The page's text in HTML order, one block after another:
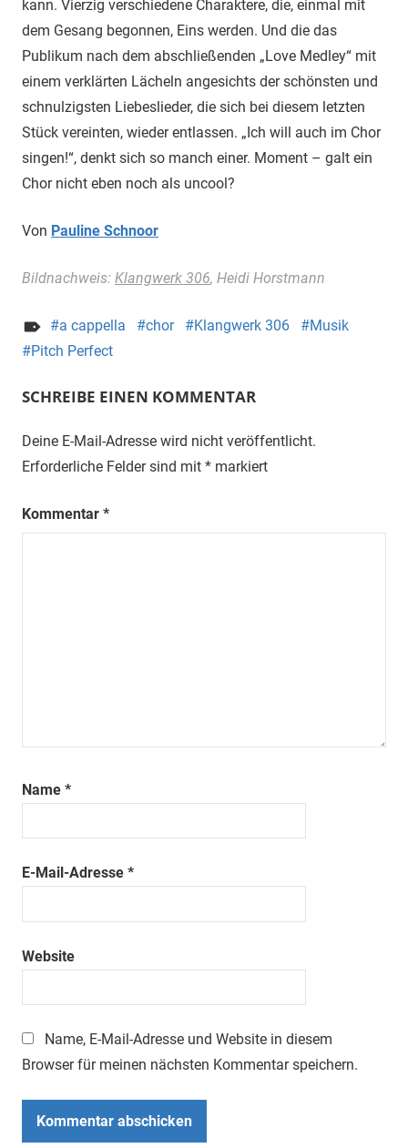
kann. Vierzig verschiedene Charaktere, die, einmal mit
dem Gesang begonnen, Eins werden. Und die das
Publikum nach dem abschließenden „Love Medley“ mit
einem verklärten Lächeln angesichts der schönsten und
schnulzigsten Liebeslieder, die sich bei diesem letzten
Stück vereinten, wieder entlassen. „Ich will auch im Chor
singen!“, denkt sich so manch einer. Moment – galt ein
Chor nicht eben noch als uncool?
Von Pauline Schnoor
Bildnachweis: Klangwerk 306, Heidi Horstmann
a cappella chor Klangwerk 306
Musik
Pitch Perfect
SCHREIBE EINEN KOMMENTAR
Deine E-Mail-Adresse wird nicht veröffentlicht.
Erforderliche Felder sind mit * markiert
Kommentar *
Name *
E-Mail-Adresse *
Website
Name, E-Mail-Adresse und Website in diesem
Browser für meinen nächsten Kommentar speichern.